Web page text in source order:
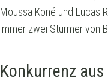
Moussa Koné und Lucas
immer zwei Stürmer von
Konkurrenz